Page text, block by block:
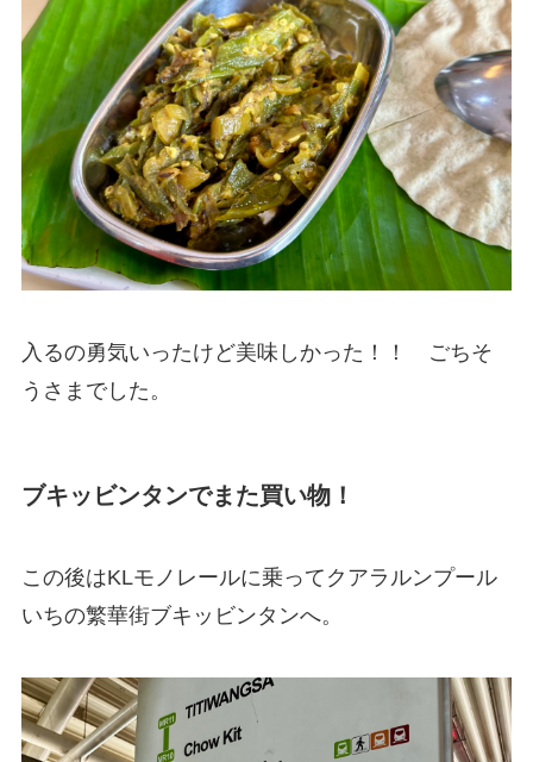
入るの勇気いったけど美味しかった！！ ごちそ
うさまでした。
ブキッビンタンでまた買い物！
この後はKLモノレールに乗ってクアラルンプール
いちの繁華街ブキッビンタンへ。